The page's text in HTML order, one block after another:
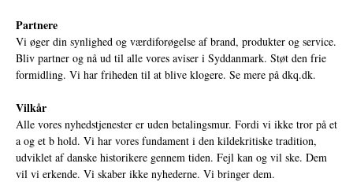
Partnere
Vi øger din synlighed og værdiforøgelse af brand, produkter og service.
Bliv partner og nå ud til alle vores aviser i Syddanmark. Støt den frie
formidling. Vi har friheden til at blive klogere. Se mere på dkq.dk.
Vilkår
Alle vores nyhedstjenester er uden betalingsmur. Fordi vi ikke tror på et
a og et b hold. Vi har vores fundament i den kildekritiske tradition,
udviklet af danske historikere gennem tiden. Fejl kan og vil ske. Dem
vil vi erkende. Vi skaber ikke nyhederne. Vi bringer dem.